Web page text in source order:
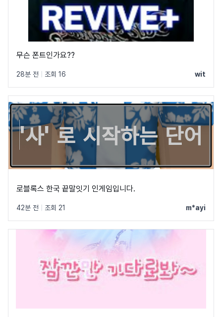
무슨 폰트인가요??
28분 전 조회 16 wit
로블록스 한국 끝말잇기 인게임입니다.
42분 전 조회 21 m*ayi